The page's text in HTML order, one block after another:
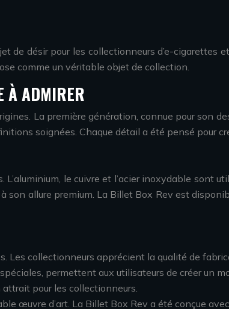
de désir pour les collectionneurs d’e-cigarettes
comme un véritable objet de collection.
À ADMIRER
La première génération, connue pour son
soignées. Chaque détail a été pensé pour
le cuivre et l’acier inoxydable sont
son allure premium. La Billet Box Rev est
Les collectionneurs apprécient la qualité de
permettent aux utilisateurs de créer un
pour les collectionneurs.
œuvre d’art. La Billet Box Rev a été conçue